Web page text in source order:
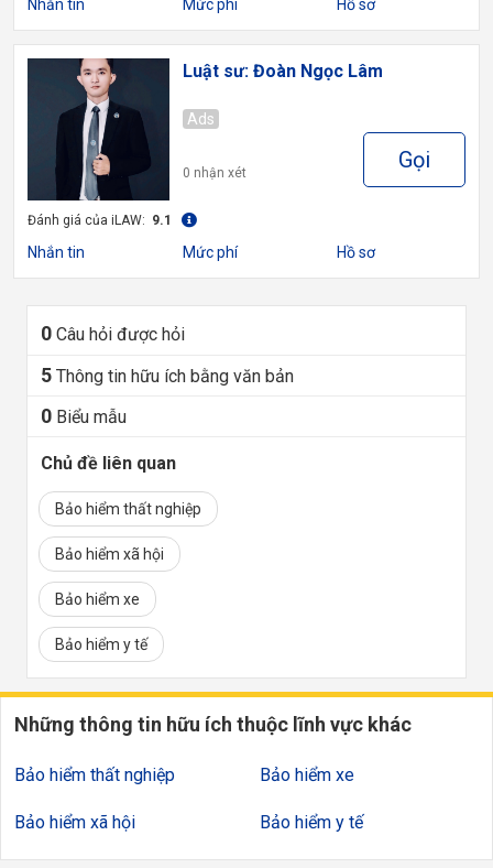
Nhắn tin Mức phí Hồ sơ
Luật sư: Đoàn Ngọc Lâm
Ads
0 nhận xét Gọi
Đánh giá của iLAW: 9.1
Nhắn tin Mức phí Hồ sơ
0 Câu hỏi được hỏi
5 Thông tin hữu ích bằng văn bản
0 Biểu mẫu
Chủ đề liên quan
Bảo hiểm thất nghiệp
Bảo hiểm xã hội
Bảo hiểm xe
Bảo hiểm y tế
Những thông tin hữu ích thuộc lĩnh vực khác
Bảo hiểm thất nghiệp
Bảo hiểm xã hội
Bảo hiểm xe
Bảo hiểm y tế